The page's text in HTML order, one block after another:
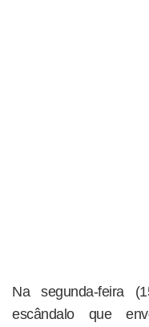
Na segunda-feira
escândalo que